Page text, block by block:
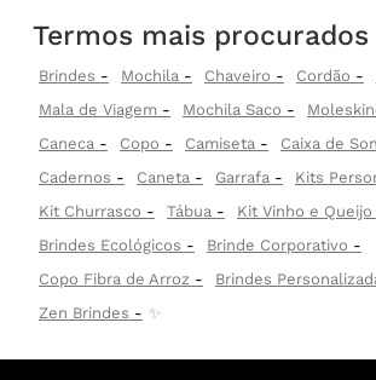
Termos mais procurados
Brindes Mochila Chaveiro Cordão
Mala de Viagem
Mochila Saco
Caneca
Copo Camiseta Caixa de
Cadernos
Caneta Garrafa
Kits
Kit Churrasco
Tábua
Kit Vinho e Queijo
Brindes Ecológicos
Brinde Corporativo
Copo Fibra de Arroz
Brindes
Zen Brindes
✨